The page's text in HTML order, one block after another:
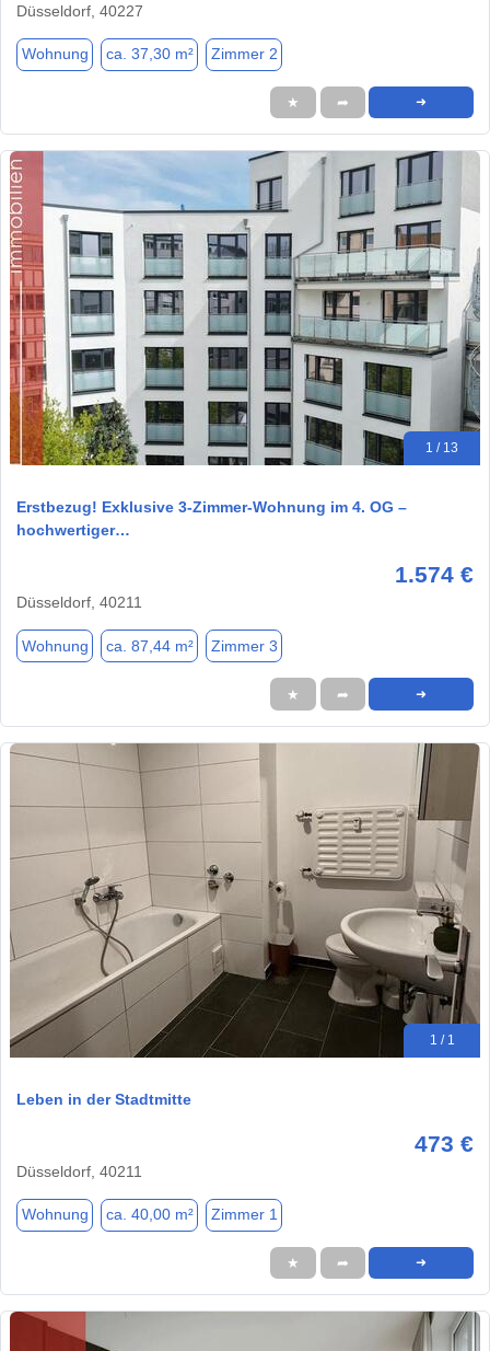
Düsseldorf, 40227
Wohnung ca. 37,30 m² Zimmer 2
★ ➦ ➜
1 / 13
Erstbezug! Exklusive 3-Zimmer-Wohnung im 4. OG –
hochwertiger…
1.574 €
Düsseldorf, 40211
Wohnung ca. 87,44 m² Zimmer 3
★ ➦ ➜
1 / 1
Leben in der Stadtmitte
473 €
Düsseldorf, 40211
Wohnung ca. 40,00 m² Zimmer 1
★ ➦ ➜